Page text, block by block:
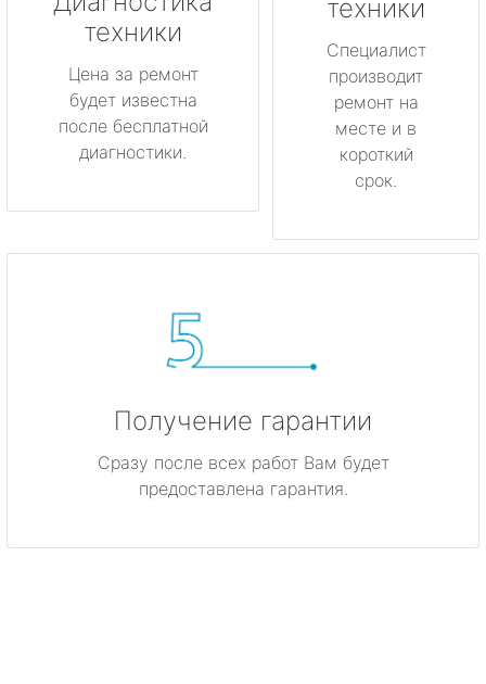
техники
Цена за ремонт
будет известна
после бесплатной
диагностики.
техники
Специалист
производит
ремонт на
месте и в
короткий
срок.
Получение гарантии
Сразу после всех работ Вам будет
предоставлена гарантия.